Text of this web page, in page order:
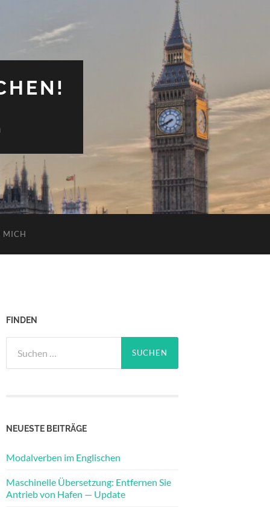
MICH
FINDEN
nach:
NEUESTE BEITRÄGE
Modalverben im Englischen
Maschinelle Übersetzung: Entfernen Sie
Antrieb von Hafen — Update